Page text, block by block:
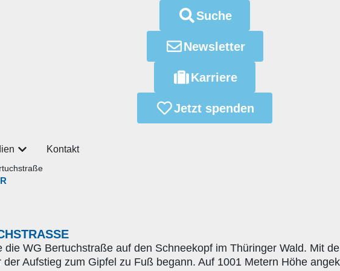
Suche
Newsletter
Karriere
Jetzt spenden
Kontakt
WG Bertuchstraße auf den Schneekopf im Thüringer Wald. Mit
Aufstieg zum Gipfel zu Fuß begann. Auf 1001 Metern Höhe